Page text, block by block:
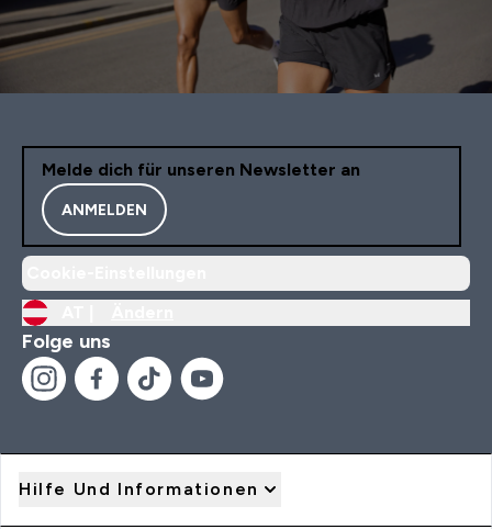
Melde dich für unseren Newsletter an
ANMELDEN
Folge uns
Hilfe Und Informationen